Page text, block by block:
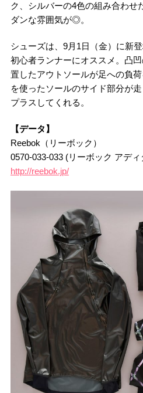
ク、シルバーの4色の組み合わせ
ダンな雰囲気が◎。
シューズは、9月1日（金）に新
初心者ランナーにオススメ。凸
置したアウトソールが足への負
を使ったソールのサイド部分が
プラスしてくれる。
【データ】
Reebok（リーボック）
0570-033-033 (リーボック アディ
http://reebok.jp/